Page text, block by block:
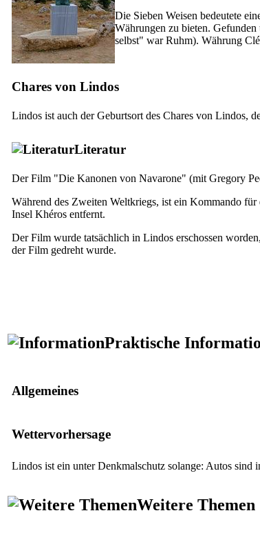
Die Sieben Weisen bedeutete
Währungen zu bieten.
selbst" war Ruhm). Währung
Chares von Lindos
Lindos ist auch der Geburtsort des Chares von Lindos,
Literatur
Der Film "Die Kanonen von Navarone" (mit Gregory
Während des Zweiten Weltkriegs, ist ein Kommando
Insel Khéros entfernt.
Der Film wurde tatsächlich in Lindos erschossen
der Film gedreht wurde.
Praktische
Allgemeines
Wettervorhersage
Lindos ist ein unter Denkmalschutz solange: Autos sind
Weitere Themen